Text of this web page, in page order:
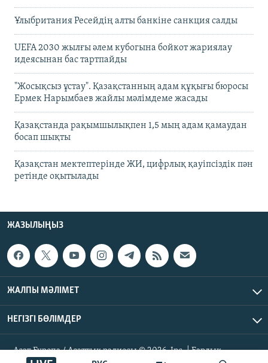
Ұлыбритания Ресейдің алты банкіне санкция салды
UEFA 2030 жылғы әлем кубогына бойкот жариялау
идеясынан бас тартпайды
"Жосықсыз ұстау". Қазақстанның адам құқығы бюросы
Ермек Нарымбаев жайлы мәлімдеме жасады
Қазақстанда рақымшылықпен 1,5 мың адам қамаудан
босап шықты
Қазақстан мектептерінде ЖИ, цифрлық қауіпсіздік пән
ретінде оқытылады
ЖАЗЫЛЫҢЫЗ
ЖАЛПЫ МӘЛІМЕТ
НЕГІЗГІ БӨЛІМДЕР
Азат Еуропа / Азаттық радиосы © 2026, Inc. | Барлық